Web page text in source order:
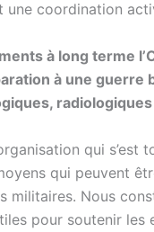
une coordination
à long terme
à une guerre
qui
qui peuvent
militaires. Nous
pour soutenir